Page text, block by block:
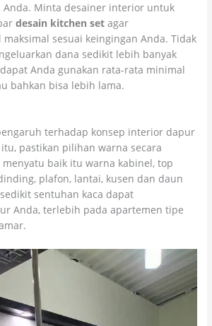
Minta desainer interior untuk
desain kitchen set agar
sesuai keingingan Anda. Tidak
dana sedikit lebih banyak
Anda gunakan rata-rata minimal
bahkan bisa lebih lama.
terhadap konsep interior dapur
pastikan pilihan warna secara
baik itu warna kabinel, top
plafon, lantai, kusen dan daun
sentuhan kaca dapat
Anda, terlebih pada apartemen tipe